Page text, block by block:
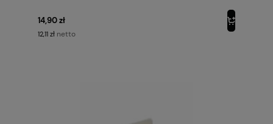
14,90 zł
12,11 zł netto